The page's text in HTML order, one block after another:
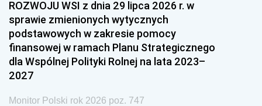
ROZWOJU WSI z dnia 29 lipca 2026 r. w
sprawie zmienionych wytycznych
podstawowych w zakresie pomocy
finansowej w ramach Planu Strategicznego
dla Wspólnej Polityki Rolnej na lata 2023–
2027
Monitor Polski rok 2026 poz. 747